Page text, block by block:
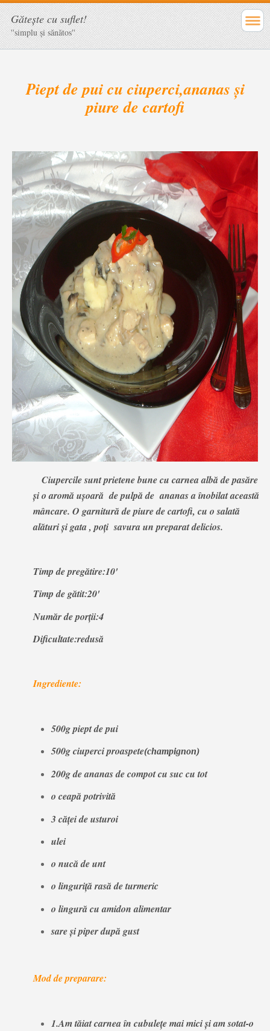
Găteşte cu suflet!
''simplu şi sănătos''
Piept de pui cu ciuperci,ananas şi
piure de cartofi
Ciupercile sunt prietene bune cu carnea albă de pasăre
şi o aromă uşoară de pulpă de ananas a înobilat această
mâncare. O garnitură de piure de cartofi, cu o salată
alături şi gata , poţi savura un preparat delicios.
Timp de pregătire:10'
Timp de gătit:20'
Număr de porţii:4
Dificultate:redusă
Ingrediente:
500g piept de pui
500g ciuperci proaspete(champignon)
200g de ananas de compot cu suc cu tot
o ceapă potrivită
3 căţei de usturoi
ulei
o nucă de unt
o linguriţă rasă de turmeric
o lingură cu amidon alimentar
sare şi piper după gust
Mod de preparare:
1.Am tăiat carnea în cubuleţe mai mici şi am sotat-o